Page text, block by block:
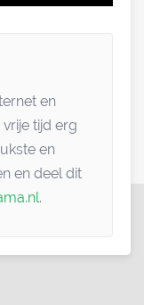
en
tijd erg
en
en deel dit
.